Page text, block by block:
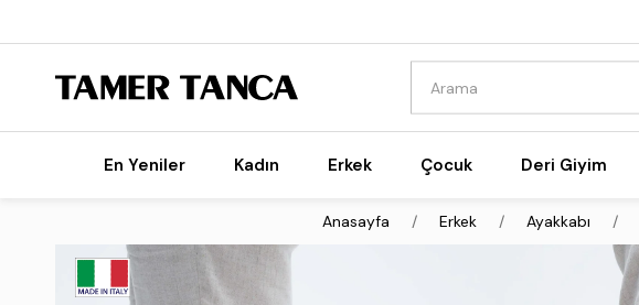
En Yeniler Kadın Erkek Çocuk Deri Giyim
Anasayfa Erkek Ayakkabı